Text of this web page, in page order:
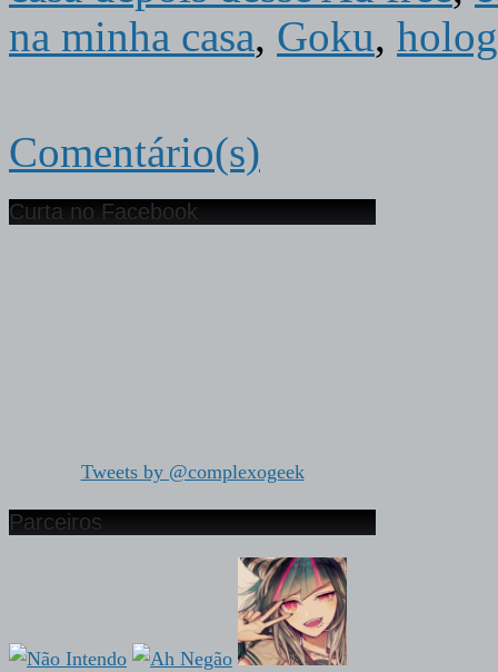
na minha casa, Goku,
Comentário(s)
Curta no Facebook
Tweets by @complexogeek
Parceiros